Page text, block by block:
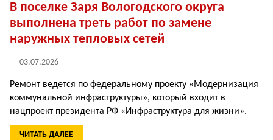
В поселке Заря Вологодского округа
выполнена треть работ по замене
наружных тепловых сетей
03.07.2026
Ремонт ведется по федеральному проекту «Модернизация
коммунальной инфраструк­туры», который входит в
нацпроект прези­дента РФ «Инфраструктура для жизни».
ЧИТАТЬ ДАЛЕЕ